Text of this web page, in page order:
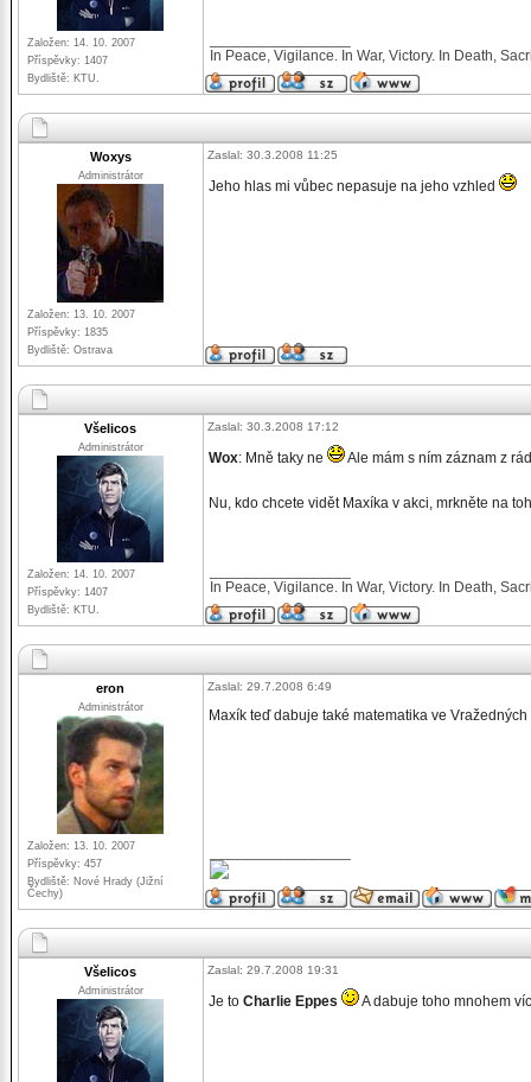
Založen: 14. 10. 2007
Příspěvky: 1407
Bydliště: KTU.
In Peace, Vigilance. In War, Victory. In Death,
Woxys
Administrátor
Založen: 13. 10. 2007
Příspěvky: 1835
Bydliště: Ostrava
Zaslal: 30.3.2008 11:25
Jeho hlas mi vůbec nepasuje na jeho vzhled
Všelicos
Administrátor
Založen: 14. 10. 2007
Příspěvky: 1407
Bydliště: KTU.
Zaslal: 30.3.2008 17:12
Wox: Mně taky ne Ale mám s ním záznam z
Nu, kdo chcete vidět Maxíka v akci, mrkněte na
In Peace, Vigilance. In War, Victory. In Death,
eron
Administrátor
Založen: 13. 10. 2007
Příspěvky: 457
Bydliště: Nové Hrady (Jižní
Čechy)
Zaslal: 29.7.2008 6:49
Maxík teď dabuje také matematika ve
Všelicos
Administrátor
Zaslal: 29.7.2008 19:31
Je to Charlie Eppes A dabuje toho mnohem